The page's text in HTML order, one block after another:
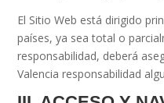
El Sitio Web está dirigido
países, ya sea total o
responsabilidad, deberá
Valencia responsabilidad